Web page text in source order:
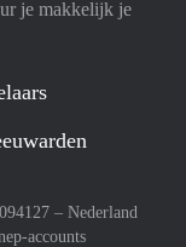
je makkelijk je
– Nederland
accounts